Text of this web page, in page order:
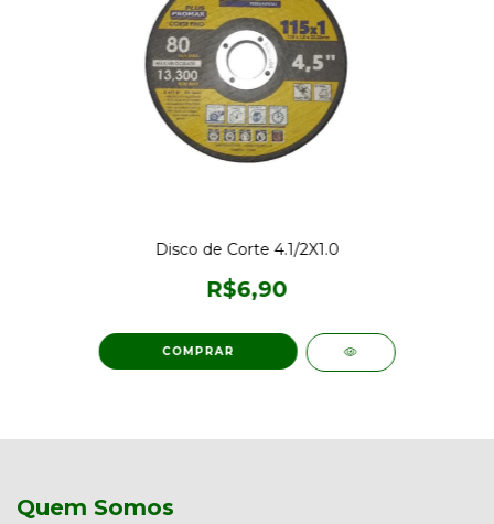
Disco de Corte 4.1/2X1.0
R$6,90
Quem Somos